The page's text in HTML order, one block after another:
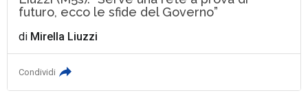
futuro, ecco le sfide del Governo”
di Mirella Liuzzi
Condividi